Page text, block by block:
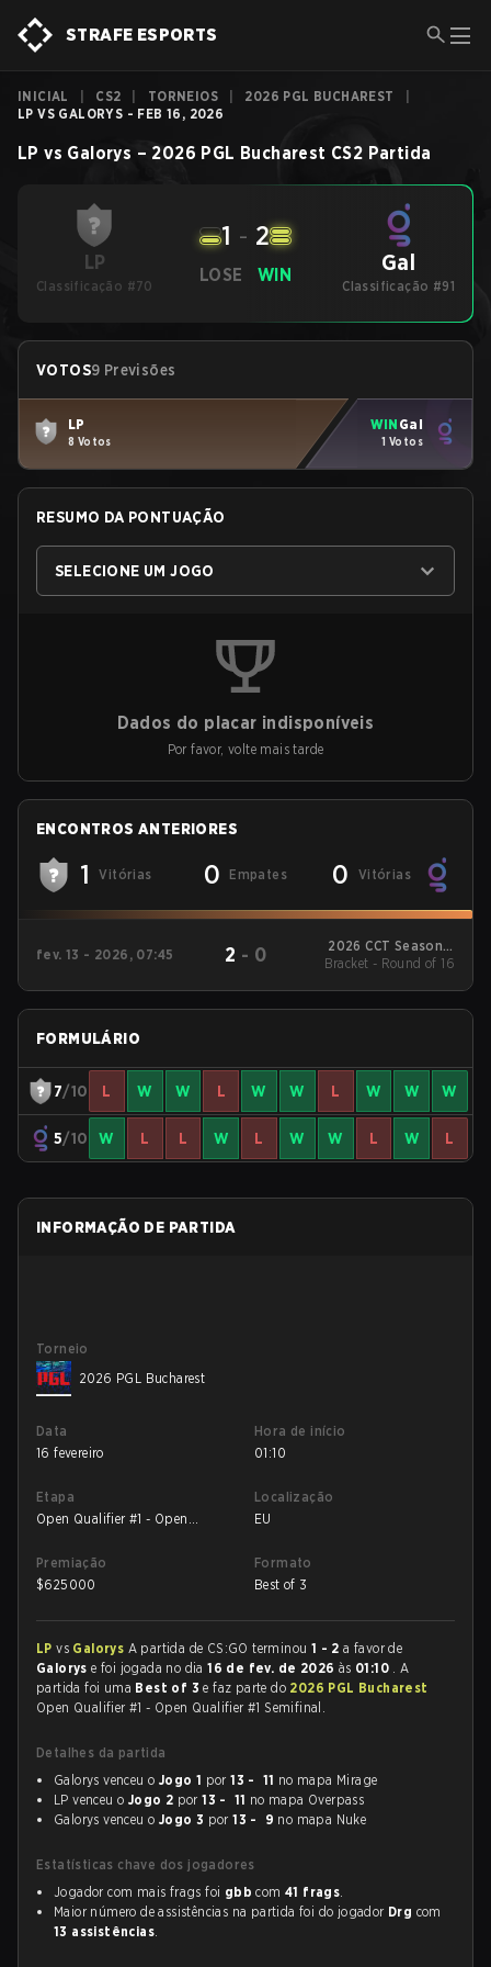
STRAFE ESPORTS
INICIAL CS2 TORNEIOS 2026 PGL BUCHAREST
LP VS GALORYS - FEB 16, 2026
LP vs Galorys – 2026 PGL Bucharest CS2 Partida
LP
Classificação #70
LOSE
1 - 2
WIN Gal
Classificação #91
VOTOS9 Previsões
LP
8 Votos
WIN Gal
1 Votos
RESUMO DA PONTUAÇÃO
SELECIONE UM JOGO
Dados do placar indisponíveis
Por favor, volte mais tarde
ENCONTROS ANTERIORES
1 Vitórias 0 Empates 0 Vitórias
fev. 13 - 2026, 07:45 2 - 0
2026 CCT Season 3
South American
Bracket - Round of 16
FORMULÁRIO
7/10 L W W L W W L W W W
5/10 W L L W L W W L W L
INFORMAÇÃO DE PARTIDA
Torneio
2026 PGL Bucharest
Data
16 fevereiro
Hora de início
01:10
Etapa
Open Qualifier #1 - Open
Localização
EU
Premiação
$625000
Formato
Best of 3
LPvs Galorys A partida de CS:GO terminou 1 - 2 a favor de
Galoryse foi jogada no dia16 de fev. de 2026 às 01:10 . A
partida foi uma Best of 3e faz parte do 2026 PGL Bucharest
Open Qualifier #1 - Open Qualifier #1 Semifinal.
Detalhes da partida
Galorys venceu o Jogo 1 por13 - 11 no mapa Mirage
LP venceu o Jogo 2 por13 - 11 no mapa Overpass
Galorys venceu o Jogo 3 por13 - 9 no mapa Nuke
Estatísticas chave dos jogadores
Jogador com mais frags foi gbb com41 frags.
Maior número de assistências na partida foi do jogador Drg com
13 assistências.